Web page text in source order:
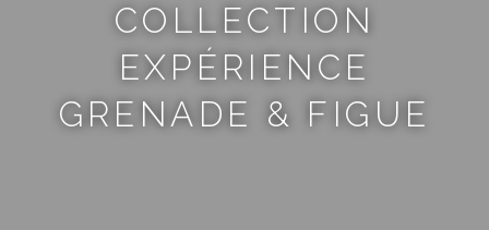
COLLECTION
EXPÉRIENCE
GRENADE & FIGUE